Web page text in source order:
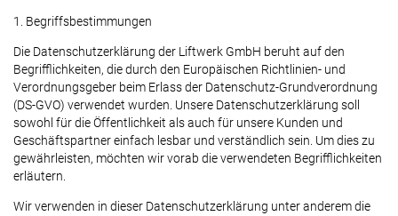
1. Begriffsbestimmungen
Die Datenschutzerklärung der Liftwerk GmbH beruht auf den
Begrifflichkeiten, die durch den Europäischen Richtlinien- und
Verordnungsgeber beim Erlass der Datenschutz-Grundverordnung
(DS-GVO) verwendet wurden. Unsere Datenschutzerklärung soll
sowohl für die Öffentlichkeit als auch für unsere Kunden und
Geschäftspartner einfach lesbar und verständlich sein. Um dies zu
gewährleisten, möchten wir vorab die verwendeten Begrifflichkeiten
erläutern.
Wir verwenden in dieser Datenschutzerklärung unter anderem die